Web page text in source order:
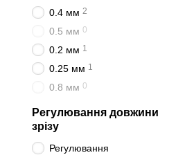
0.4 мм 2
0.5 мм 0
0.2 мм 1
0.25 мм 1
0.8 мм 0
Регулювання довжини
зрізу
Регулювання